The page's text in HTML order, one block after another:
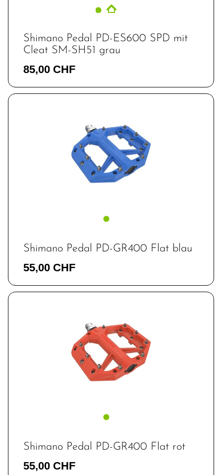
Shimano Pedal PD-ES600 SPD mit
Cleat SM-SH51 grau
85,00 CHF
Shimano Pedal PD-GR400 Flat blau
55,00 CHF
Shimano Pedal PD-GR400 Flat rot
55,00 CHF